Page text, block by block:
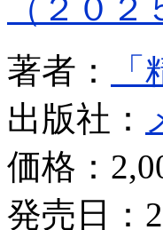
（２０２
著者：
出版社：
価格：
発売日：